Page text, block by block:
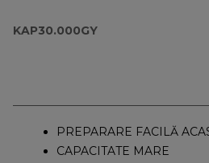
KAP30.000GY
PREPARARE FACILĂ
CAPACITATE MARE